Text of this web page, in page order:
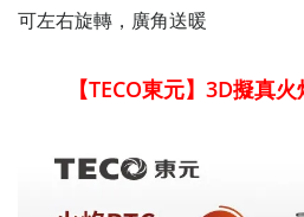
可左右旋轉，廣角送暖
【TECO東元】3D擬真